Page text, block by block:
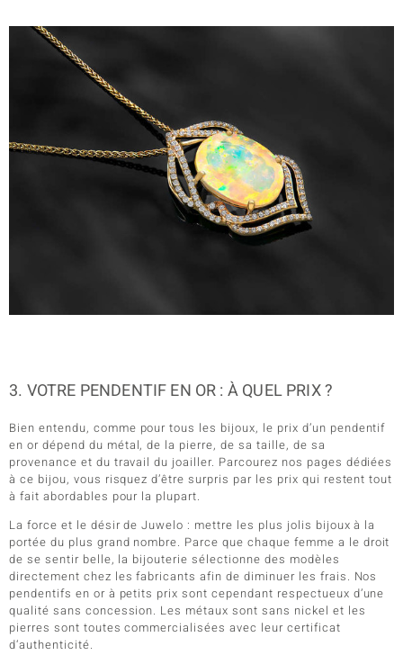
3. VOTRE PENDENTIF EN OR : À QUEL PRIX ?
Bien entendu, comme pour tous les bijoux, le prix d’un pendentif
en or dépend du métal, de la pierre, de sa taille, de sa
provenance et du travail du joailler. Parcourez nos pages dédiées
à ce bijou, vous risquez d’être surpris par les prix qui restent tout
à fait abordables pour la plupart.
La force et le désir de Juwelo : mettre les plus jolis bijoux à la
portée du plus grand nombre. Parce que chaque femme a le droit
de se sentir belle, la bijouterie sélectionne des modèles
directement chez les fabricants afin de diminuer les frais. Nos
pendentifs en or à petits prix sont cependant respectueux d’une
qualité sans concession. Les métaux sont sans nickel et les
pierres sont toutes commercialisées avec leur certificat
d‘authenticité.